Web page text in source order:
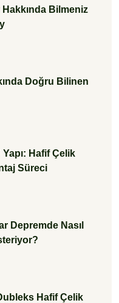
Bilmeniz
Doğru Bilinen
Yapı: Hafif Çelik
Süreci
Depremde Nasıl
Hafif Çelik